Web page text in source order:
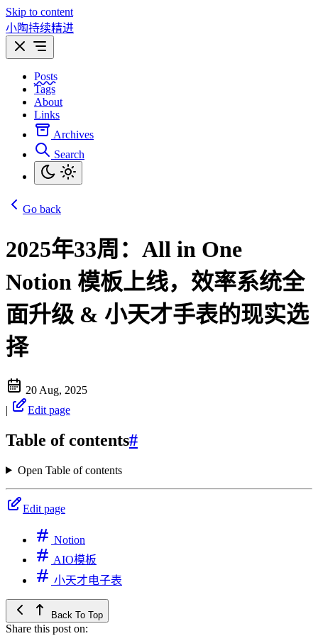
Skip to content
小陶持续精进
Posts
Tags
About
Links
Archives
Search
Go back
2025年33周：All in One
Notion 模板上线，效率系统全
面升级 & 小天才手表的现实选
择
20 Aug, 2025
|
Edit page
Table of contents#
Open Table of contents
Edit page
Notion
AIO模板
小天才电子表
Back To Top
Share this post on: